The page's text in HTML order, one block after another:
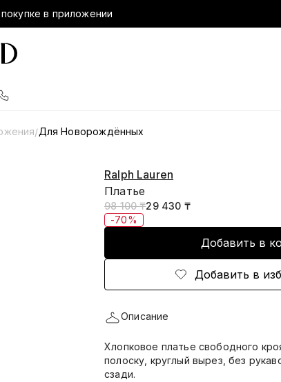
в приложении
/Для Новорождённых
Ralph Lauren
Платье
98 100 ₸29 430 ₸
-70%
Добавить в
Добавить в
Описание
Хлопковое платье свободного
полоску, круглый вырез, без
сзади.